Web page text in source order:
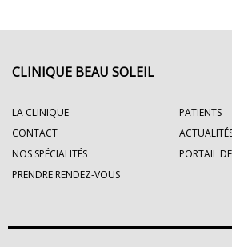
CLINIQUE BEAU SOLEIL
LA CLINIQUE
PATIENTS
CONTACT
NOS SPÉCIALITÉS
PORTAIL
PRENDRE RENDEZ-VOUS